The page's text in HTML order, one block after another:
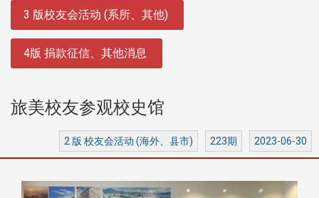
3 版校友会活动 (系所、其他)
4版 捐款征信、其他消息
旅美校友参观校史馆
2 版 校友会活动 (海外、县市) 223期 2023-06-30